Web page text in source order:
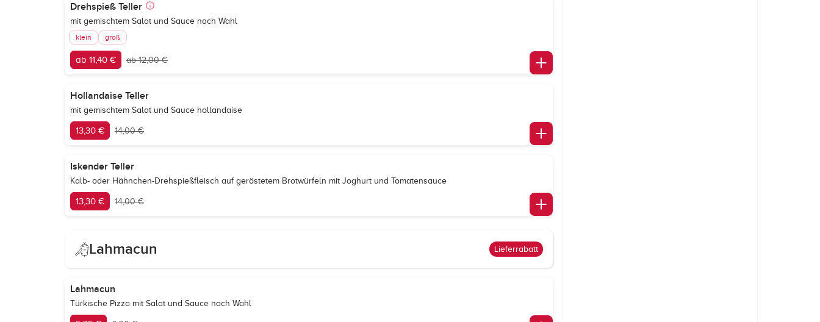
Drehspieß Teller
mit gemischtem Salat und Sauce nach Wahl
klein groß
ab 11,40 € ab 12,00 €
Hollandaise Teller
mit gemischtem Salat und Sauce hollandaise
13,30 € 14,00 €
Iskender Teller
Kalb- oder Hähnchen-Drehspießfleisch auf geröstetem Brotwürfeln mit Joghurt und Tomatensauce
13,30 € 14,00 €
Lahmacun Lieferrabatt
Lahmacun
Türkische Pizza mit Salat und Sauce nach Wahl